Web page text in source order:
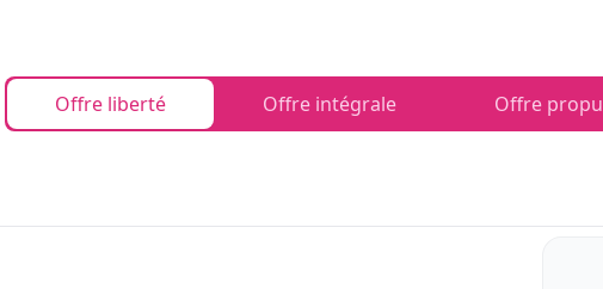
Offre liberté Offre intégrale Offre